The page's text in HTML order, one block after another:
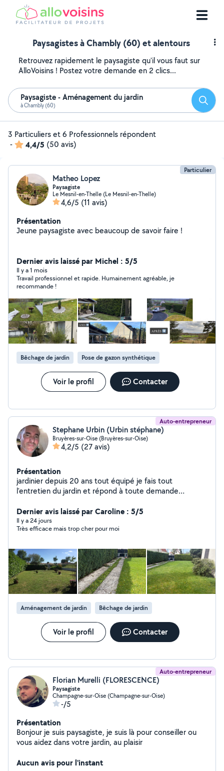
Paysagistes à Chambly (60) et alentours
Retrouvez rapidement le paysagiste qu'il vous faut sur
AlloVoisins ! Postez votre demande en 2 clics...
Paysagiste - Aménagement du jardin
à Chambly (60)
3 Particuliers et 6 Professionnels répondent
-
4,4/5 (50 avis)
Particulier
Matheo Lopez
Paysagiste
Le Mesnil-en-Thelle (Le Mesnil-en-Thelle)
4,6/5 (11 avis)
Présentation
Jeune paysagiste avec beaucoup de savoir faire !
Dernier avis laissé par Michel : 5/5
Il y a 1 mois
Travail professionnel et rapide. Humainement agréable, je
recommande !
Bêchage de jardin Pose de gazon synthétique
Voir le profil Contacter
Auto-entrepreneur
Stephane Urbin (Urbin stéphane)
Bruyères-sur-Oise (Bruyères-sur-Oise)
4,2/5 (27 avis)
Présentation
jardinier depuis 20 ans tout équipé je fais tout
l'entretien du jardin et répond à toute demande
Dernier avis laissé par Caroline : 5/5
Il y a 24 jours
Très efficace mais trop cher pour moi
Aménagement de jardin Bêchage de jardin
Voir le profil Contacter
Auto-entrepreneur
Florian Murelli (FLORESCENCE)
Paysagiste
Champagne-sur-Oise (Champagne-sur-Oise)
-/5
Présentation
Bonjour je suis paysagiste, je suis là pour conseiller ou
vous aidez dans votre jardin, au plaisir
Aucun avis pour l'instant